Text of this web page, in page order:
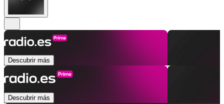
Descubrir más
Descubrir más